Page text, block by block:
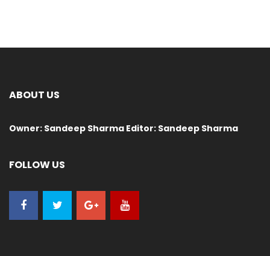
ABOUT US
Owner: Sandeep Sharma Editor: Sandeep Sharma
FOLLOW US